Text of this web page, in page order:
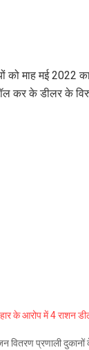
को माह मई
कर के डीलर के
के आरोप में 4 राशन
वितरण प्रणाली दुकानों